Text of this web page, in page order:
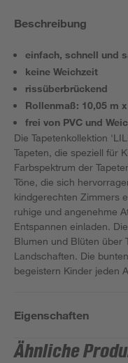
Beschreibung
einfach, schnell und
keine Weichzeit
rissüberbrückend
Rollenmaß: 10,05 m
frei von PVC und
Die Tapetenkollektion
Tapeten, die speziell für
Farbspektrum der
Töne, die sich
kindgerechten Zimmers
ruhige und angenehme
Entspannen einladen.
Blumen und Blüten über
Landschaften. Die
begeistern Kinder jeden
Eigenschaften
Ähnliche